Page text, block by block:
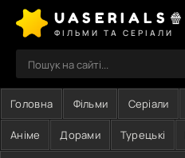
UASERIALS🍿
ФІЛЬМИ ТА СЕРІАЛИ
Головна Фільми Серіали
Аніме Дорами Турецькі